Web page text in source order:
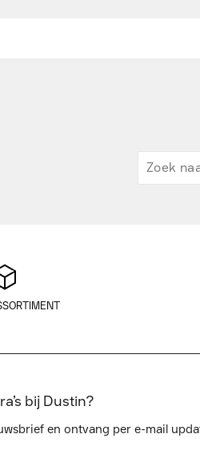
bij Dustin?
en ontvang per e-mail